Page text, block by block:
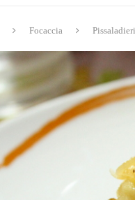
Focaccia